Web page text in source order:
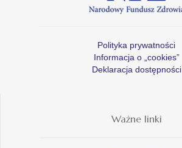
Polityka prywatności
Informacja o „cookies”
Deklaracja dostępności
Ważne linki